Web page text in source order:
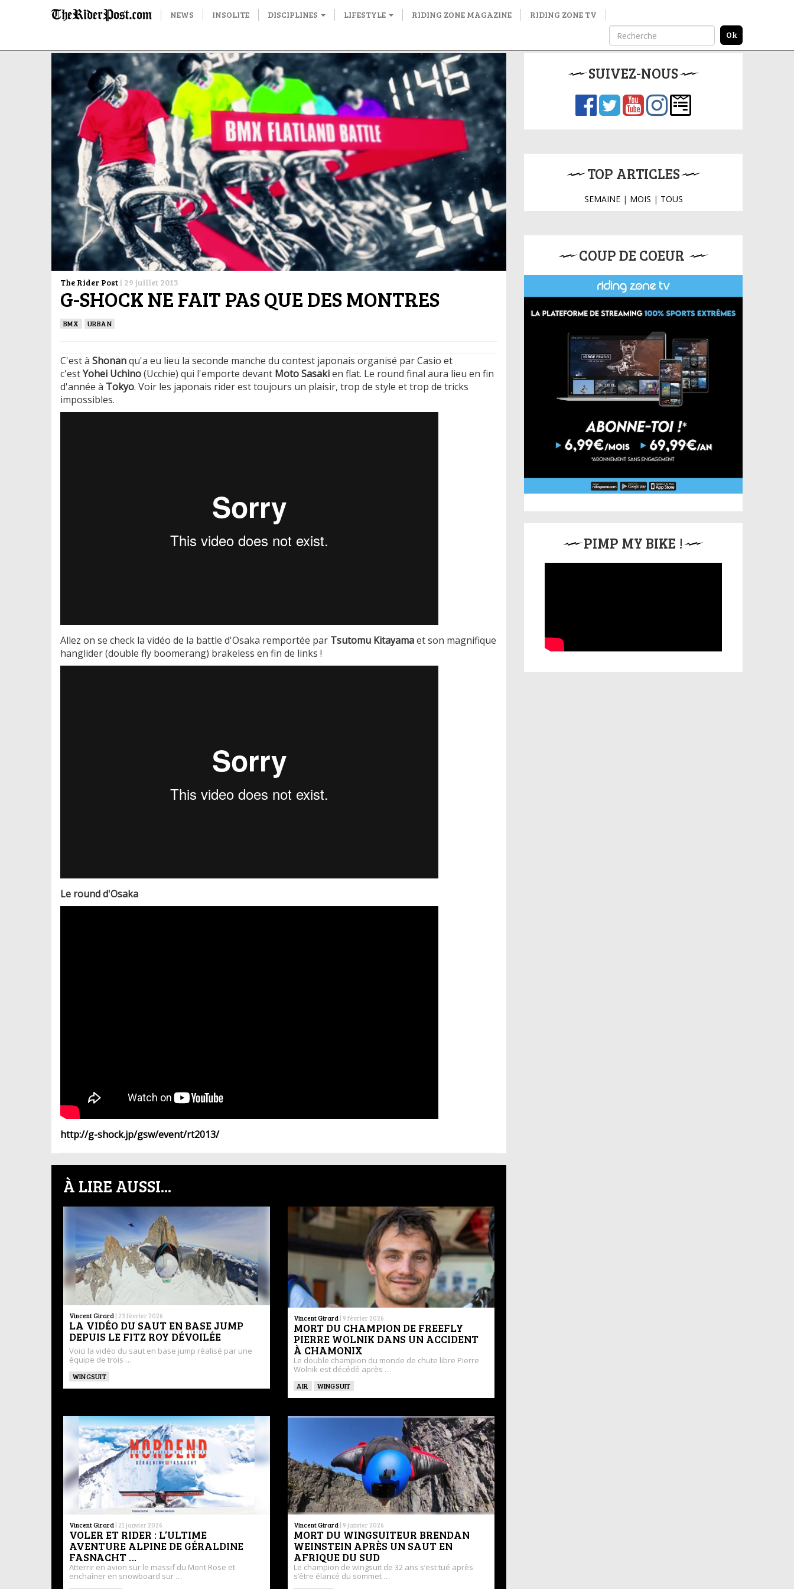
NEWS INSOLITE DISCIPLINES LIFESTYLE RIDING ZONE MAGAZINE RIDING ZONE TV
The Rider Post | 29 juillet 2013
G-SHOCK NE FAIT PAS QUE DES MONTRES
BMX URBAN
C'est à Shonanqu'a eu lieu la seconde manche du contest japonais organisé par Casio et
c'estYohei Uchino(Ucchie) qui l'emporte devant Moto Sasakien flat. Le round final aura lieu en fin
d'année à Tokyo. Voir les japonais rider est toujours un plaisir, trop de style et trop de tricks
impossibles.
Allez on se check la vidéo de la battle d'Osaka remportée par Tsutomu Kitayamaet son magnifique
hanglider (double fly boomerang) brakeless en fin de links !
Le round d'Osaka
http://g-shock.jp/gsw/event/rt2013/
À LIRE AUSSI...
Vincent Girard | 23 février 2026
LA VIDÉO DU SAUT EN BASE JUMP
DEPUIS LE FITZ ROY DÉVOILÉE
Voici la vidéo du saut en base jump réalisé par une
équipe de trois …
WINGSUIT
Vincent Girard | 9 février 2026
MORT DU CHAMPION DE FREEFLY
PIERRE WOLNIK DANS UN ACCIDENT
À CHAMONIX
Le double champion du monde de chute libre Pierre
Wolnik est décédé après …
AIR WINGSUIT
Vincent Girard | 21 janvier 2026
VOLER ET RIDER : L’ULTIME
AVENTURE ALPINE DE GÉRALDINE
FASNACHT …
Atterrir en avion sur le massif du Mont Rose et
enchaîner en snowboard sur …
Vincent Girard | 9 janvier 2026
MORT DU WINGSUITEUR BRENDAN
WEINSTEIN APRÈS UN SAUT EN
AFRIQUE DU SUD
Le champion de wingsuit de 32 ans s’est tué après
s’être élancé du sommet …
SUIVEZ-NOUS
TOP ARTICLES
SEMAINE| MOIS | TOUS
COUP DE COEUR
PIMP MY BIKE !